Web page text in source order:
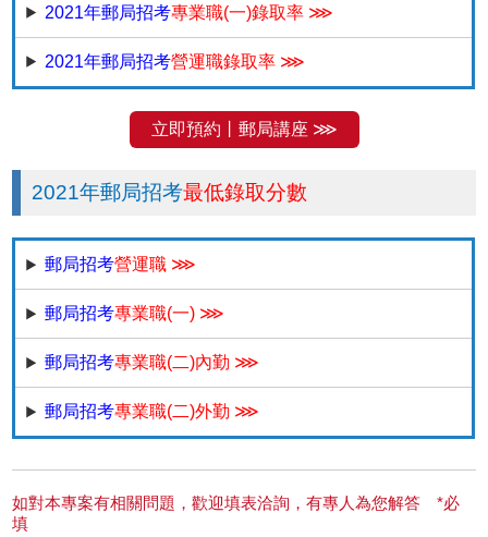
2021年郵局招考專業職(一)錄取率 ⋙
2021年郵局招考營運職錄取率 ⋙
立即預約丨郵局講座 ⋙
2021年郵局招考最低錄取分數
郵局招考營運職 ⋙
郵局招考專業職(一) ⋙
郵局招考專業職(二)內勤 ⋙
郵局招考專業職(二)外勤 ⋙
如對本專案有相關問題，歡迎填表洽詢，有專人為您解答 *必
填